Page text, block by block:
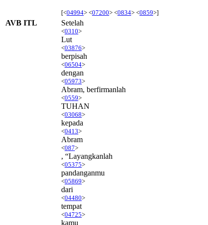
[<04994> <07200> <0834> <0859>]
AVB ITL Setelah
<0310>
Lut
<03876>
berpisah
<06504>
dengan
<05973>
Abram, berfirmanlah
<0559>
TUHAN
<03068>
kepada
<0413>
Abram
<087>
, “Layangkanlah
<05375>
pandanganmu
<05869>
dari
<04480>
tempat
<04725>
kamu